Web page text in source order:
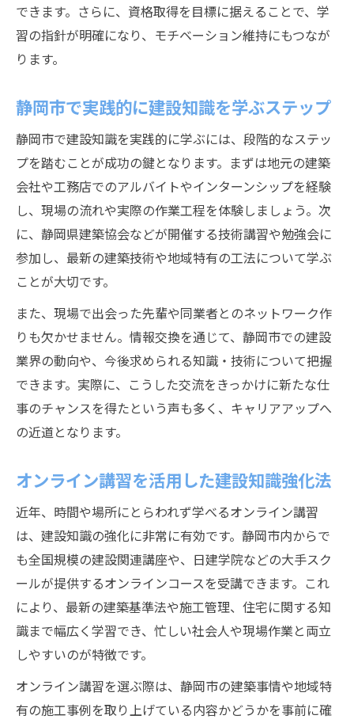
静岡市の建築相談で専門知識を深める方法
建設業界で役立つ知識とは何か
静岡市の建設業界で求められる知識とは
資格取得で得られる建設知識の重要性
建築専門学校で身につける知識の活用法
資格取得で目指す静岡市の建設分野
建設資格取得がキャリアアップに直結する
理由
静岡市で受けられる建設資格講習の特徴
建設知識を強化する資格試験対策のポイン
ト
建設分野の資格取得を成功させる学習法
建設業界の資格が静岡市で活きる場面
専門学校選びがもたらす成長の秘訣
建設分野で成長できる専門学校の選び方
静岡市でおすすめの建設専門学校の特徴
建設知識を伸ばす学校選びの重要ポイント
建設知識と就職支援が両立する学校とは
評判の高い建設専門学校の見極め方
できます。さらに、資格取得を目標に据えることで、学
習の指針が明確になり、モチベーション維持にもつなが
ります。
静岡市で実践的に建設知識を学ぶステップ
静岡市で建設知識を実践的に学ぶには、段階的なステッ
プを踏むことが成功の鍵となります。まずは地元の建築
会社や工務店でのアルバイトやインターンシップを経験
し、現場の流れや実際の作業工程を体験しましょう。次
に、静岡県建築協会などが開催する技術講習や勉強会に
参加し、最新の建築技術や地域特有の工法について学ぶ
ことが大切です。
また、現場で出会った先輩や同業者とのネットワーク作
りも欠かせません。情報交換を通じて、静岡市での建設
業界の動向や、今後求められる知識・技術について把握
できます。実際に、こうした交流をきっかけに新たな仕
事のチャンスを得たという声も多く、キャリアアップへ
の近道となります。
オンライン講習を活用した建設知識強化法
近年、時間や場所にとらわれず学べるオンライン講習
は、建設知識の強化に非常に有効です。静岡市内からで
も全国規模の建設関連講座や、日建学院などの大手スク
ールが提供するオンラインコースを受講できます。これ
により、最新の建築基準法や施工管理、住宅に関する知
識まで幅広く学習でき、忙しい社会人や現場作業と両立
しやすいのが特徴です。
オンライン講習を選ぶ際は、静岡市の建築事情や地域特
有の施工事例を取り上げている内容かどうかを事前に確